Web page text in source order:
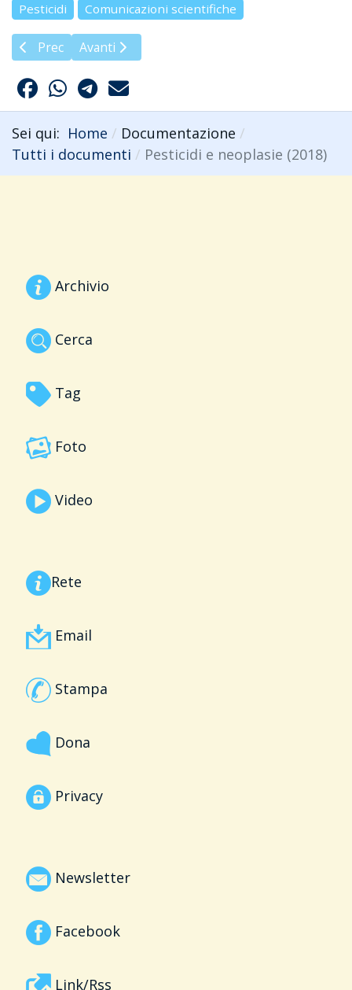
Pesticidi Comunicazioni scientifiche
Articolo precedente: Per questo motivo i pesticidi
Prec Articolo successivo: Pesticidi e Prosecco (2018)
Avanti
Sei qui: Home
Documentazione
Tutti i documenti
Pesticidi e neoplasie (2018)
Archivio
Cerca
Tag
Foto
Video
Rete
Email
Stampa
Dona
Privacy
Newsletter
Facebook
Link/Rss